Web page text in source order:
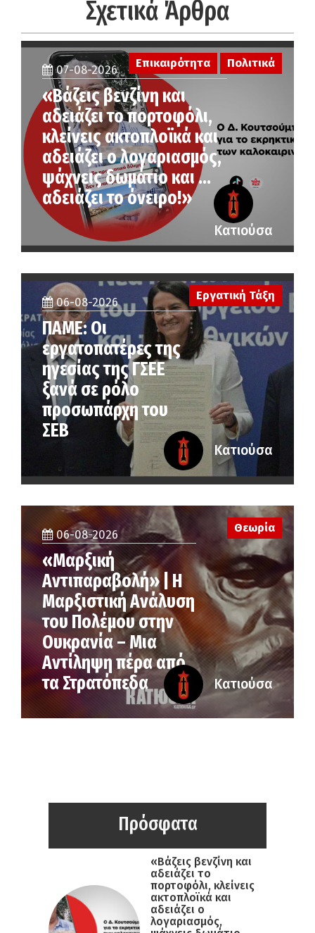
Σχετικά Άρθρα
Επικαιρότητα Πολιτικά
07-08-2026
«Βάζεις βενζίνη και
αδειάζει το πορτοφόλι,
κλείνεις ακτοπλοϊκά και
αδειάζει ο λογαριασμός,
ψάχνεις δωμάτιο και …
αδειάζει το όνειρο!»
Κατιούσα
06-08-2026
ΠΑΜΕ: Οι
εργατοπατέρες της
ηγεσίας της ΓΣΕΕ
ξανά σε ρόλο
προσωπάρχη του
ΣΕΒ
Εργατική Τάξη
Κατιούσα
06-08-2026
«Μαρξική
Αντιπαραβολή» | Η
Μαρξιστική Ανάλυση
του Πολέμου στην
Ουκρανία – Μια
Αντίληψη πέρα από
τα Στρατόπεδα
Θεωρία
Κατιούσα
Πρόσφατα
«Βάζεις βενζίνη και
αδειάζει το
πορτοφόλι, κλείνεις
ακτοπλοϊκά και
αδειάζει ο
λογαριασμός,